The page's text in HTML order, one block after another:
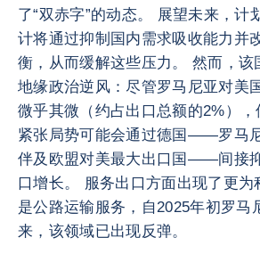
了“双赤字”的动态。 展望未来，计
计将通过抑制国内需求吸收能力并
衡，从而缓解这些压力。 然而，该
地缘政治逆风：尽管罗马尼亚对美
微乎其微（约占出口总额的2%）
紧张局势可能会通过德国——罗马
伴及欧盟对美最大出口国——间接
口增长。 服务出口方面出现了更为
是公路运输服务，自2025年初罗马
来，该领域已出现反弹。